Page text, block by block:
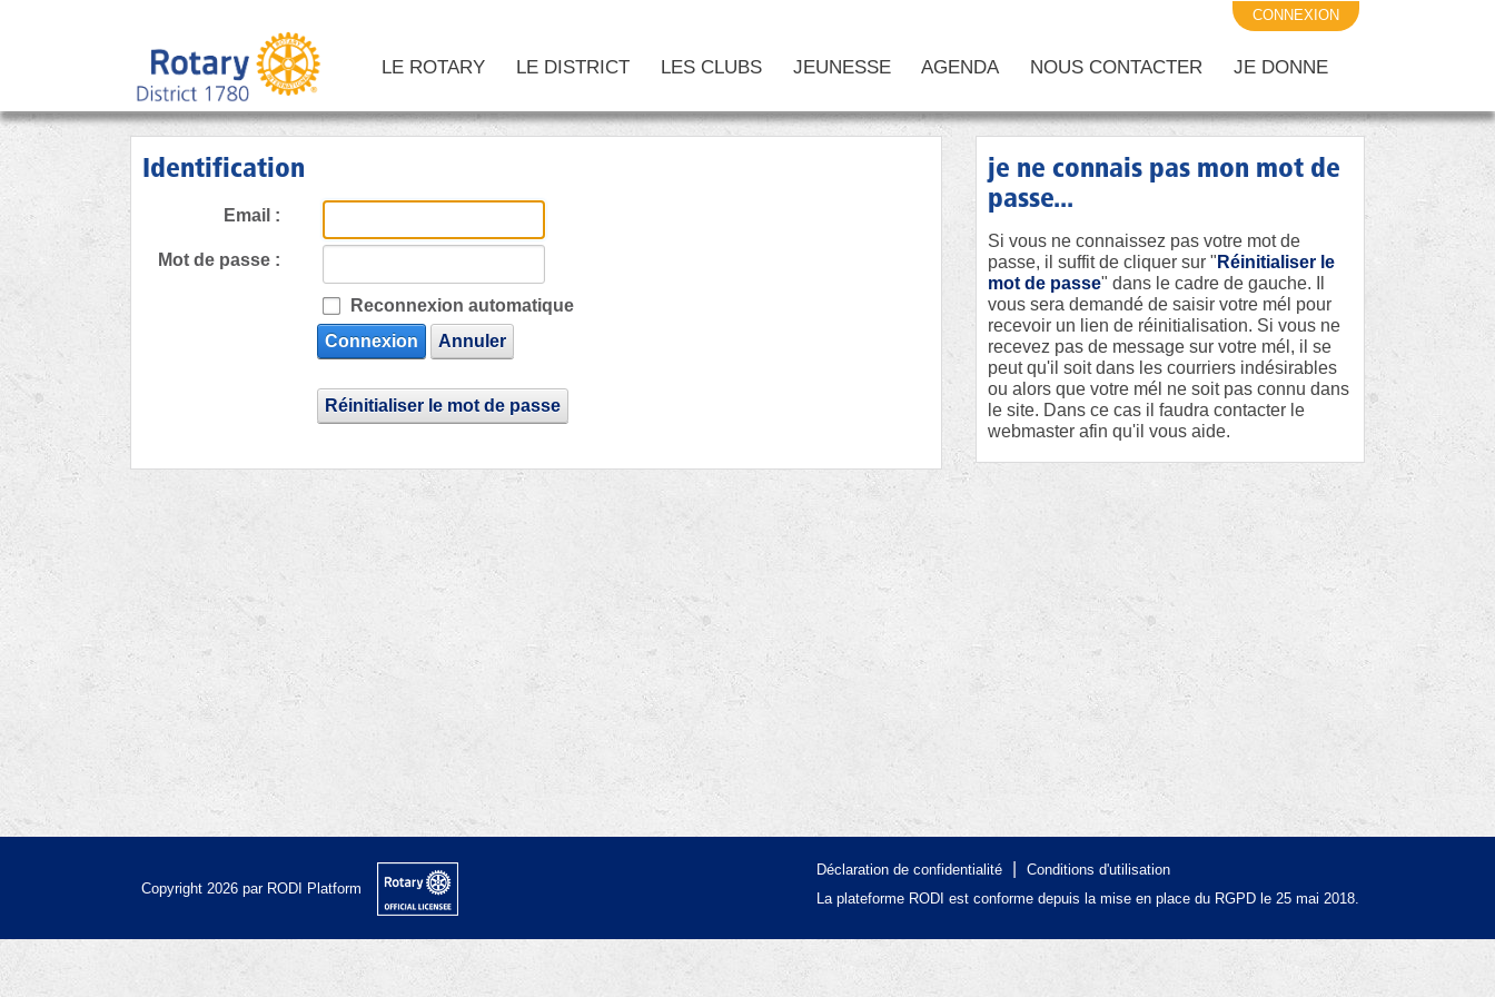
CONNEXION
LE ROTARY LE DISTRICT LES CLUBS JEUNESSE AGENDA NOUS CONTACTER JE DONNE
Identification
Email :
Mot de passe :
Reconnexion automatique
Connexion
Annuler
Réinitialiser le mot de passe
je ne connais pas mon mot de
passe...
Si vous ne connaissez pas votre mot de
passe, il suffit de cliquer sur " Réinitialiser le
mot de passe" dans le cadre de gauche. Il
vous sera demandé de saisir votre mél pour
recevoir un lien de réinitialisation. Si vous ne
recevez pas de message sur votre mél, il se
peut qu'il soit dans les courriers indésirables
ou alors que votre mél ne soit pas connu dans
le site. Dans ce cas il faudra contacter le
webmaster afin qu'il vous aide.
Copyright 2026 par RODI Platform
Déclaration de confidentialité
Conditions d'utilisation
La plateforme RODI est conforme depuis la mise en place du RGPD le 25 mai 2018.